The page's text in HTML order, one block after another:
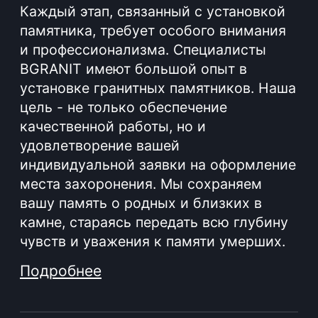
Наша компания отличается от других
производителей гранитных изделий не
только качеством продукции, но и
особым подходом к клиентам. Мы
готовы предложить уникальную услугу
- бесплатный вызов специалиста к вам
домой для оформления заказа.
Благодаря консультации на дому вы
сможете получить все необходимые
сведения о наших услугах, обсудить
минуя лишние траты времени и усилий.
03
#Вызов мастера на дом